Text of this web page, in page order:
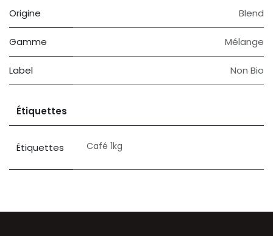
Origine Blend
Gamme Mélange
Label Non Bio
Étiquettes
Étiquettes Café 1kg